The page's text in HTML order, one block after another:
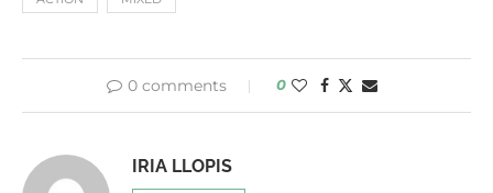
0 comments 0
IRIA LLOPIS